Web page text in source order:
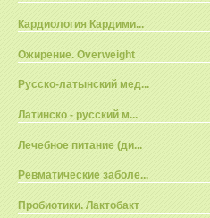
Кардиология Кардими...
Ожирение. Overweight
Русско-латынский мед...
Латинско - русский м...
Лечебное питание (ди...
Ревматические заболе...
Пробиотики. Лактобакт